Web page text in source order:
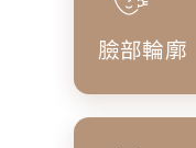
臉部輪廓